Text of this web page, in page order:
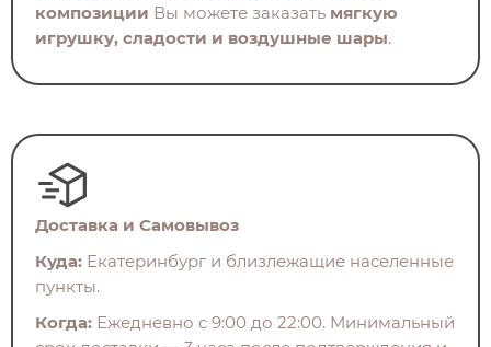
композиции Вы можете заказать мягкую
игрушку, сладости и воздушные шары.
Доставка и Самовывоз
Куда: Екатеринбург и близлежащие населенные
пункты.
Когда: Ежедневно с 9:00 до 22:00. Минимальный